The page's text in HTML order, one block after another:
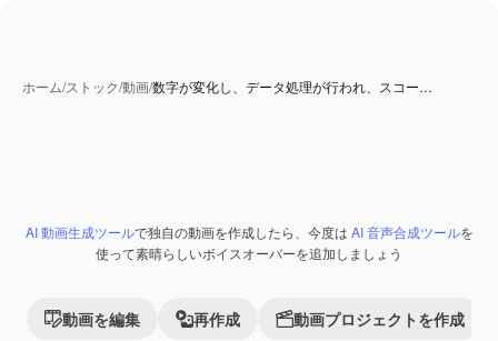
ホーム/ストック/動画/数字が変化し、データ処理が行われ、スコー…
PremiumAI 生成コンテンツ
AI 動画生成ツールで独自の動画を作成したら、今度は AI 音声合成ツールを
使って素晴らしいボイスオーバーを追加しましょう
動画を編集 再作成 動画プロジェクトを作成